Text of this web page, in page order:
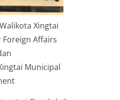
Xingtai
Affairs
Municipal